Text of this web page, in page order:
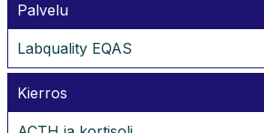
Palvelu
Labquality EQAS
Kierros